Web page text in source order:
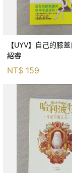
【UYV】自己的膝
紹睿
NT$ 159